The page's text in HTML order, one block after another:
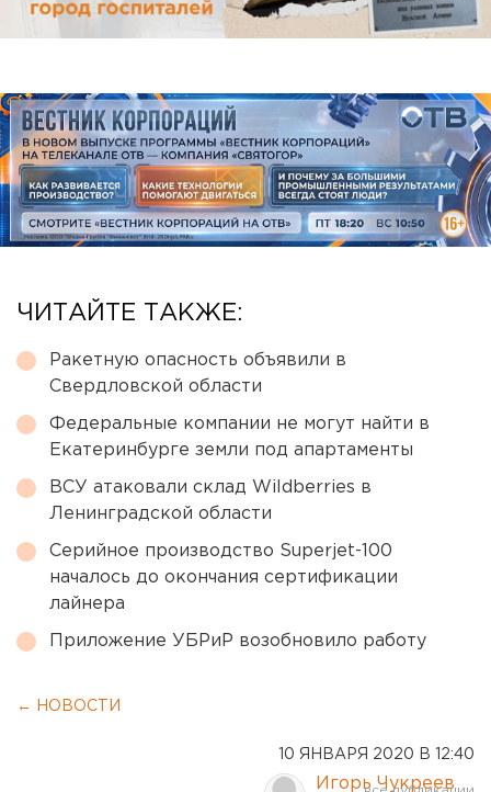
ЧИТАЙТЕ ТАКЖЕ:
Ракетную опасность объявили в
Свердловской области
Федеральные компании не могут найти в
Екатеринбурге земли под апартаменты
ВСУ атаковали склад Wildberries в
Ленинградской области
Серийное производство Superjet-100
началось до окончания сертификации
лайнера
Приложение УБРиР возобновило работу
← НОВОСТИ
10 ЯНВАРЯ 2020 В 12:40
Игорь Чукреев